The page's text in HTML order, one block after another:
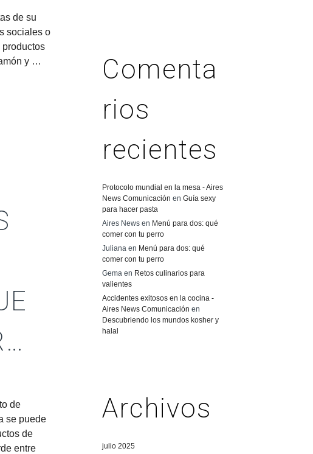
de su
sociales o
y …
de
se puede
de
entre
Comenta
rios
recientes
Protocolo mundial en la mesa - Aires
News Comunicación en Guía sexy
para hacer pasta
Aires News en Menú para dos: qué
comer con tu perro
Juliana en Menú para dos: qué
comer con tu perro
Gema en Retos culinarios para
valientes
Accidentes exitosos en la cocina -
Aires News Comunicación en
Descubriendo los mundos kosher y
halal
Archivos
julio 2025